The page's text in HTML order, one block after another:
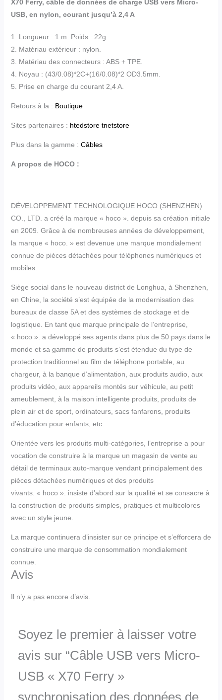
X70 Ferry, câble de données de charge USB vers Micro-
USB, en nylon, courant jusqu’à 2,4 A
1. Longueur : 1 m. Poids : 22g.
2. Matériau extérieur : nylon.
3. Matériau des connecteurs : ABS + TPE.
4. Noyau : (43/0.08)*2C+(16/0.08)*2 OD3.5mm.
5. Prise en charge du courant 2,4 A.
Retours à la : Boutique
Sites partenaires : htedstore tnetstore
Plus dans la gamme : Câbles
A propos de HOCO :
DÉVELOPPEMENT TECHNOLOGIQUE HOCO (SHENZHEN)
CO., LTD. a créé la marque « hoco ». depuis sa création initiale
en 2009. Grâce à de nombreuses années de développement,
la marque « hoco. » est devenue une marque mondialement
connue de pièces détachées pour téléphones numériques et
mobiles.
Siège social dans le nouveau district de Longhua, à Shenzhen,
en Chine, la société s’est équipée de la modernisation des
bureaux de classe 5A et des systèmes de stockage et de
logistique. En tant que marque principale de l’entreprise,
« hoco ». a développé ses agents dans plus de 50 pays dans le
monde et sa gamme de produits s’est étendue du type de
protection traditionnel au film de téléphone portable, au
chargeur, à la banque d’alimentation, aux produits audio, aux
produits vidéo, aux appareils montés sur véhicule, au petit
ameublement, à la maison intelligente produits, produits de
plein air et de sport, ordinateurs, sacs fanfarons, produits
d’éducation pour enfants, etc.
Orientée vers les produits multi-catégories, l’entreprise a pour
vocation de construire à la marque un magasin de vente au
détail de terminaux auto-marque vendant principalement des
pièces détachées numériques et des produits
vivants. « hoco ». insiste d’abord sur la qualité et se consacre à
la construction de produits simples, pratiques et multicolores
avec un style jeune.
La marque continuera d’insister sur ce principe et s’efforcera de
construire une marque de consommation mondialement
connue.
Avis
Il n’y a pas encore d’avis.
Soyez le premier à laisser votre
avis sur “Câble USB vers Micro-
USB « X70 Ferry »
synchronisation des données de